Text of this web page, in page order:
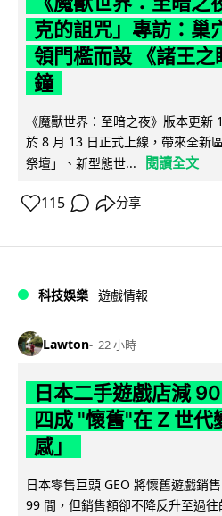
克的詛咒」專訪：巢
領門檻而設 《諸王
鐘
《魔獸世界：至暗之夜》版本更
於 8 月 13 日正式上線，帶來全新
祭壇」、新型態世...
閱讀全文
115 分享
科技娛樂 遊戲情報
Lawton 22 小時
日本二手遊戲店減
四成 "懷舊"在 Z 世代
感」
日本零售巨頭 GEO 將懷舊遊戲銷
99 間，但銷售額卻不降反升至過